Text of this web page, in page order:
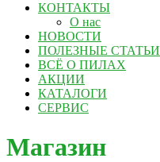
КОНТАКТЫ
О нас
НОВОСТИ
ПОЛЕЗНЫЕ СТАТЬИ
ВСЁ О ПИЛАХ
АКЦИИ
КАТАЛОГИ
СЕРВИС
Магазин